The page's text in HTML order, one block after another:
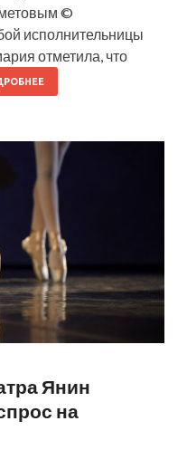
©
исполнительницы
отметила, что
Янин
на